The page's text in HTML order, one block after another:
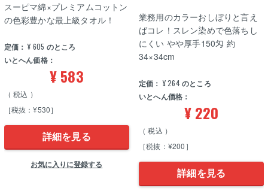
定価： ¥ 605 のところ
いとへん価格：
¥583
税込
［税抜：¥530］
スーピマ綿×プレミアムコットン
の色彩豊かな最上級タオル！
詳細を見る
お気に入りに登録する
定価： ¥264のところ
いとへん価格：
¥220
税込
［税抜：¥200］
業務用のカラーおしぼりと言え
ばコレ！スレン染めで色落ちし
にくい やや厚手150匁 約
34×34cm
詳細を見る